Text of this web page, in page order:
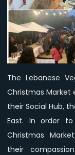
The Lebanese
Christmas Market
their Social Hub,
East. In order to
Christmas
their